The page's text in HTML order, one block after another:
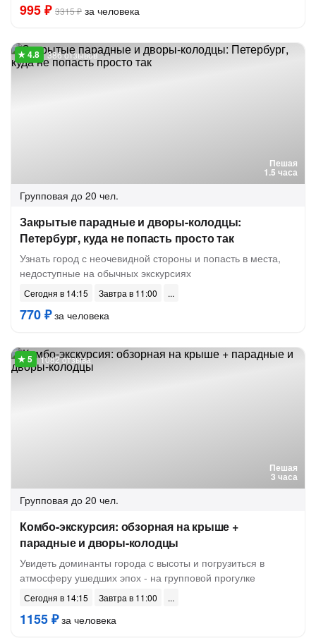
995 ₽ 3315 ₽ за человека
Пешая
1.5 часа
386 отзывов
Групповая до 20 чел.
Закрытые парадные и дворы-колодцы:
Петербург, куда не попасть просто так
Узнать город с неочевидной стороны и попасть в места,
недоступные на обычных экскурсиях
Сегодня в 14:15 Завтра в 11:00
770 ₽за человека
Пешая
3 часа
1082 отзыва
Групповая до 20 чел.
Комбо-экскурсия: обзорная на крыше +
парадные и дворы-колодцы
Увидеть доминанты города с высоты и погрузиться в
атмосферу ушедших эпох - на групповой прогулке
Сегодня в 14:15 Завтра в 11:00
1155 ₽за человека